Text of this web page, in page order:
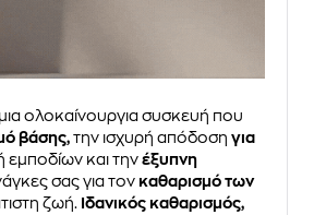
μια ολοκαίνουργια συσκευή που
βάσης, την ισχυρή απόδοση για
εμποδίων και την έξυπνη
σας για τον καθαρισμό των
ζωή. Ιδανικός καθαρισμός,